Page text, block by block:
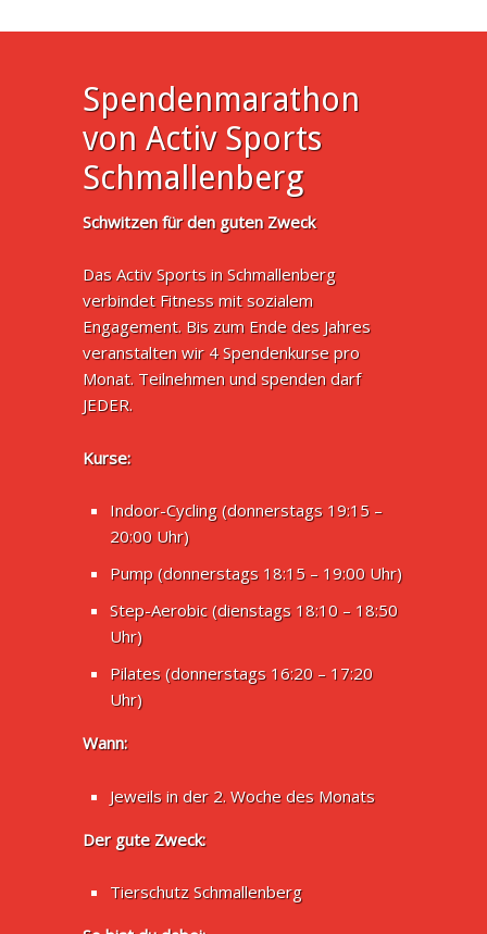
Spendenmarathon
von Activ Sports
Schmallenberg
Schwitzen für den guten Zweck
Das Activ Sports in Schmallenberg
verbindet Fitness mit sozialem
Engagement. Bis zum Ende des Jahres
veranstalten wir 4 Spendenkurse pro
Monat. Teilnehmen und spenden darf
JEDER.
Kurse:
Indoor-Cycling (donnerstags 19:15 –
20:00 Uhr)
Pump (donnerstags 18:15 – 19:00 Uhr)
Step-Aerobic (dienstags 18:10 – 18:50
Uhr)
Pilates (donnerstags 16:20 – 17:20
Uhr)
Wann:
Jeweils in der 2. Woche des Monats
Der gute Zweck:
Tierschutz Schmallenberg